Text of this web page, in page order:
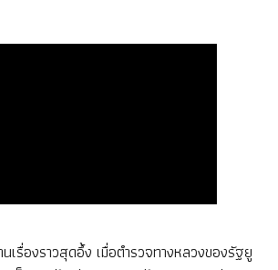
นเรื่องราวสุดอึ้ง เมื่อตำรวจทางหลวงของรัฐยู